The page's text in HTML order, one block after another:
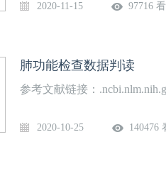
2020-11-15 97716
肺功能检查数据判读
参考文献链接：
2020-10-25 140476